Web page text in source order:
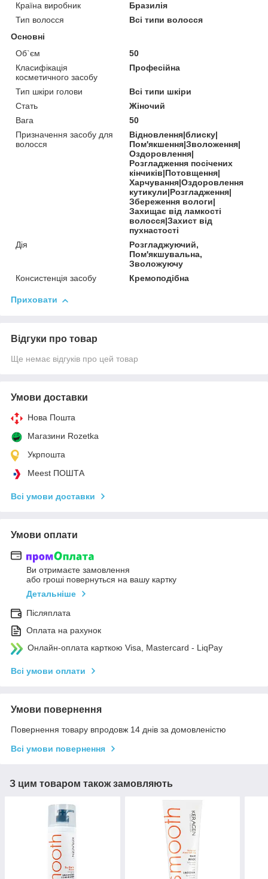
Країна виробник
Бразилія
Тип волосся
Всі типи волосся
Основні
Об`єм
50
Класифікація
косметичного засобу
Професійна
Тип шкіри голови
Всі типи шкіри
Стать
Жіночий
Вага
50
Призначення засобу для
волосся
Відновлення|блиску|
Пом'якшення|Зволоження|
Оздоровлення|
Розгладження посічених
кінчиків|Потовщення|
Харчування|Оздоровлення
кутикули|Розгладження|
Збереження вологи|
Захищає від ламкості
волосся|Захист від
пухнастості
Дія
Розгладжуючий,
Пом'якшувальна,
Зволожуючу
Консистенція засобу
Кремоподібна
Приховати
Відгуки про товар
Ще немає відгуків про цей товар
Умови доставки
Нова Пошта
Магазини Rozetka
Укрпошта
Meest ПОШТА
Всі умови доставки
Умови оплати
Ви отримаєте замовлення
або гроші повернуться на вашу картку
Детальніше
Післяплата
Оплата на рахунок
Онлайн-оплата карткою Visa, Mastercard - LiqPay
Всі умови оплати
Умови повернення
Повернення товару впродовж 14 днів за домовленістю
Всі умови повернення
З цим товаром також замовляють